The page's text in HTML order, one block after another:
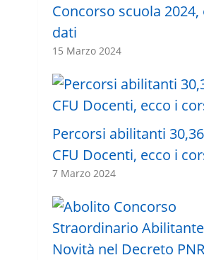
Concorso scuola 2024,
dati
15 Marzo 2024
Percorsi abilitanti
CFU Docenti, ecco i
7 Marzo 2024